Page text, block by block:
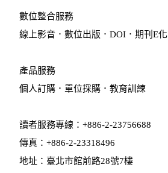
數位整合服務
線上影音 ．數位出版 ．DOI ．期刊E化
產品服務
個人訂購 ． 單位採購 ．教育訓練
讀者服務專線：+886-2-23756688
傳真：+886-2-23318496
地址：臺北市館前路28號7樓